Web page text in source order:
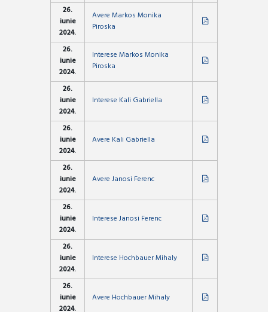
26.
iunie
2024.
Avere Markos Monika
Piroska
26.
iunie
2024.
Interese Markos Monika
Piroska
26.
iunie
2024.
Interese Kali Gabriella
26.
iunie
2024.
Avere Kali Gabriella
26.
iunie
2024.
Avere Janosi Ferenc
26.
iunie
2024.
Interese Janosi Ferenc
26.
iunie
2024.
Interese Hochbauer Mihaly
26.
iunie
2024.
Avere Hochbauer Mihaly